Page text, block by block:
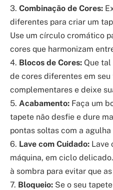
3. Combinação de Cores:
diferentes para criar um
Use um círculo cromático
cores que harmonizam
4. Blocos de Cores: Que
de cores diferentes em
complementares e deixe
5. Acabamento: Faça um
tapete não desfie e dure
pontas soltas com a
6. Lave com Cuidado: Lave
máquina, em ciclo
à sombra para evitar que
7. Bloqueio: Se o seu